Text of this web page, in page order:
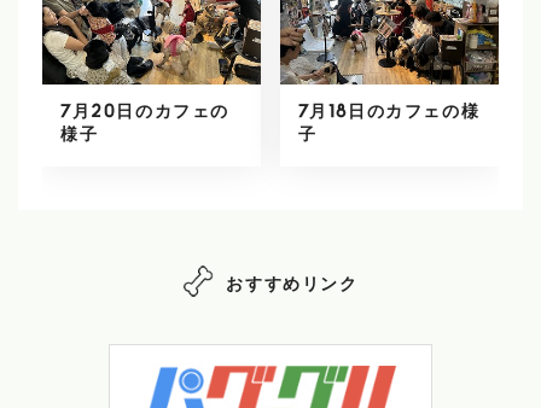
7月20日のカフェの
様子
7月18日のカフェの様
子
おすすめリンク